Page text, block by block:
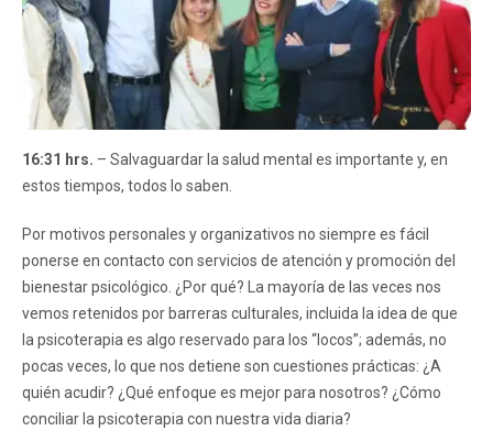
16:31 hrs. – Salvaguardar la salud mental es importante y, en
estos tiempos, todos lo saben.
Por motivos personales y organizativos no siempre es fácil
ponerse en contacto con servicios de atención y promoción del
bienestar psicológico. ¿Por qué? La mayoría de las veces nos
vemos retenidos por barreras culturales, incluida la idea de que
la psicoterapia es algo reservado para los “locos”; además, no
pocas veces, lo que nos detiene son cuestiones prácticas: ¿A
quién acudir? ¿Qué enfoque es mejor para nosotros? ¿Cómo
conciliar la psicoterapia con nuestra vida diaria?